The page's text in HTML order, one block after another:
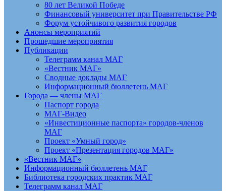
80 лет Великой Победе
Финансовый университет при Правительстве РФ
Форум устойчивого развития городов
Анонсы мероприятий
Прошедшие мероприятия
Публикации
Телеграмм канал МАГ
«Вестник МАГ»
Сводные доклады МАГ
Информационный бюллетень МАГ
Города — члены МАГ
Паспорт города
МАГ-Видео
«Инвестиционные паспорта» городов-членов
МАГ
Проект «Умный город»
Проект «Презентация городов МАГ»
«Вестник МАГ»
Информационный бюллетень МАГ
Библиотека городских практик МАГ
Телеграмм канал МАГ